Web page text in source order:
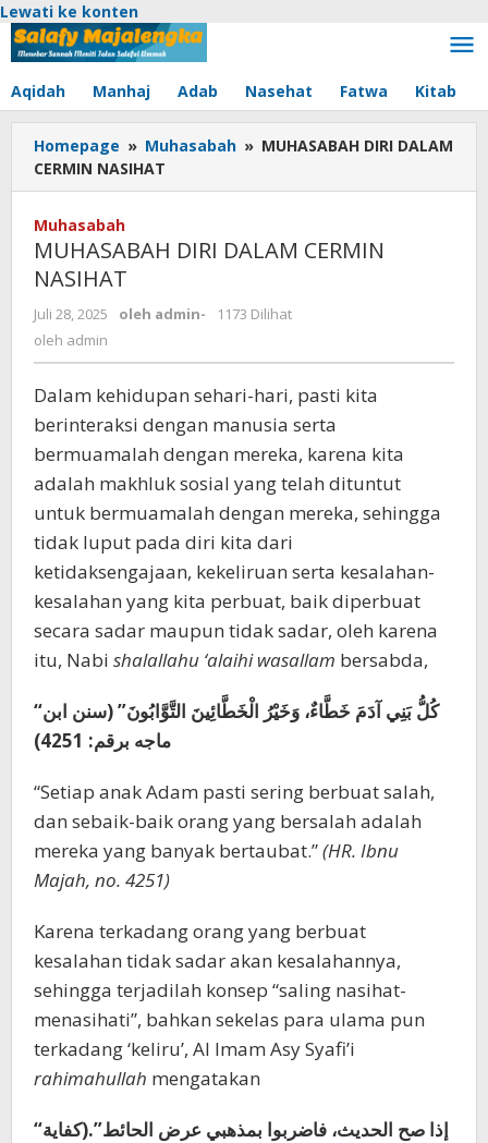
Lewati ke konten
Aqidah Manhaj Adab Nasehat Fatwa Kitab
Homepage » Muhasabah » MUHASABAH DIRI DALAM
CERMIN NASIHAT
Muhasabah
MUHASABAH DIRI DALAM CERMIN
NASIHAT
Juli 28, 2025 oleh admin-
1173 Dilihat
oleh admin
Dalam kehidupan sehari-hari, pasti kita
berinteraksi dengan manusia serta
bermuamalah dengan mereka, karena kita
adalah makhluk sosial yang telah dituntut
untuk bermuamalah dengan mereka, sehingga
tidak luput pada diri kita dari
ketidaksengajaan, kekeliruan serta kesalahan-
kesalahan yang kita perbuat, baik diperbuat
secara sadar maupun tidak sadar, oleh karena
itu, Nabi shalallahu ‘alaihi wasallam bersabda,
“‌كُلُّ ‌بَنِي ‌آدَمَ ‌خَطَّاءٌ، وَخَيْرُ الْخَطَّائِينَ التَّوَّابُونَ” (سنن ابن
ماجه برقم: 4251)
“Setiap anak Adam pasti sering berbuat salah,
dan sebaik-baik orang yang bersalah adalah
mereka yang banyak bertaubat.”(HR. Ibnu
Majah, no. 4251)
Karena terkadang orang yang berbuat
kesalahan tidak sadar akan kesalahannya,
sehingga terjadilah konsep “saling nasihat-
menasihati”, bahkan sekelas para ulama pun
terkadang ‘keliru’, Al Imam Asy Syafi’i
rahimahullah mengatakan
“‌إذا ‌صح ‌الحديث، ‌فاضربوا ‌بمذهبي ‌عرض ‌الحائط”.(كفاية